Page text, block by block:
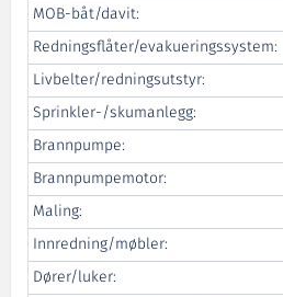
MOB-båt/davit:
Redningsflåter/evakueringssystem:
Livbelter/redningsutstyr:
Sprinkler-/skumanlegg:
Brannpumpe:
Brannpumpemotor:
Maling:
Innredning/møbler:
Dører/luker: